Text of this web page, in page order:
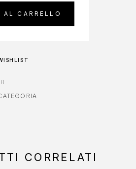
AL CARRELLO
CORRELATI